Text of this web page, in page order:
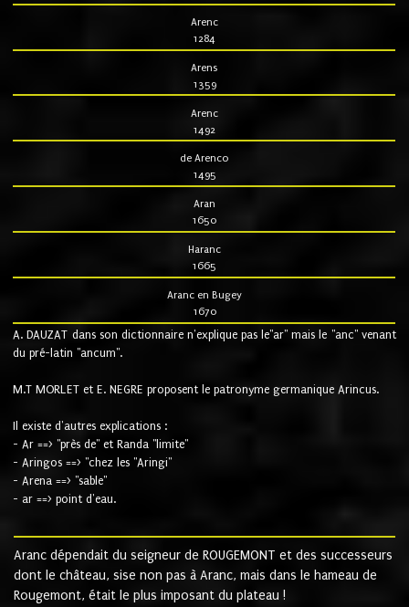
Arenc
1284
Arens
1359
Arenc
1492
de Arenco
1495
Aran
1650
Haranc
1665
Aranc en Bugey
1670
A. DAUZAT dans son dictionnaire n'explique pas le"ar" mais le "anc" venant
du pré-latin "ancum".
M.T MORLET et E. NEGRE proposent le patronyme germanique Arincus.
Il existe d'autres explications :
- Ar ==> "près de" et Randa "limite"
- Aringos ==> "chez les "Aringi"
- Arena ==> "sable"
- ar ==> point d'eau.
Aranc dépendait du seigneur de ROUGEMONT et des successeurs
dont le château, sise non pas à Aranc, mais dans le hameau de
Rougemont, était le plus imposant du plateau !